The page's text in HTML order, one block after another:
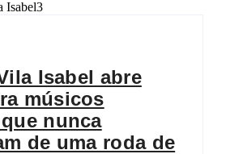
Isabel abre
músicos
nunca
de uma roda de